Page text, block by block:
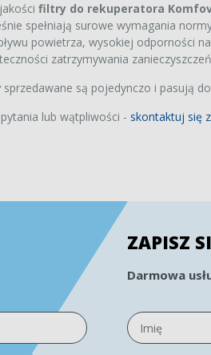
filtry do rekuperatora
spełniają surowe wymagania
powietrza, wysokiej odporności
zatrzymywania
sprzedawane są pojedynczo i pasują
lub wątpliwości - skontaktuj się
ZAPISZ
Darmowa